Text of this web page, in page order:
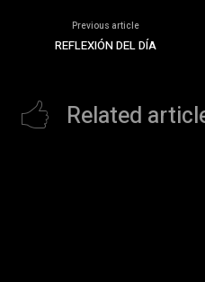
Previous article
REFLEXIÓN DEL DÍA
Related